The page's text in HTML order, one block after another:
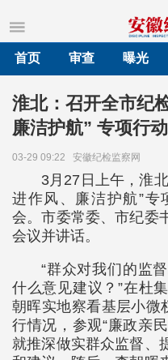
首页
审查 曝光
淮北：召开全市纪
廉洁护航” 专项行
03-29 09:22 安徽纪检监察网
3月27日上午，淮
进作风、廉洁护航”专
会。市委常委、市纪委
会议并讲话。
“群众对我们的监
什么意见建议？”在杜
朝晖实地察看基层小微
行情况，参观“廉政亲
就推深做实群众监督、